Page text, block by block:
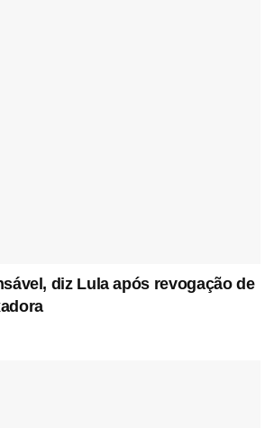
diz Lula após revogação de